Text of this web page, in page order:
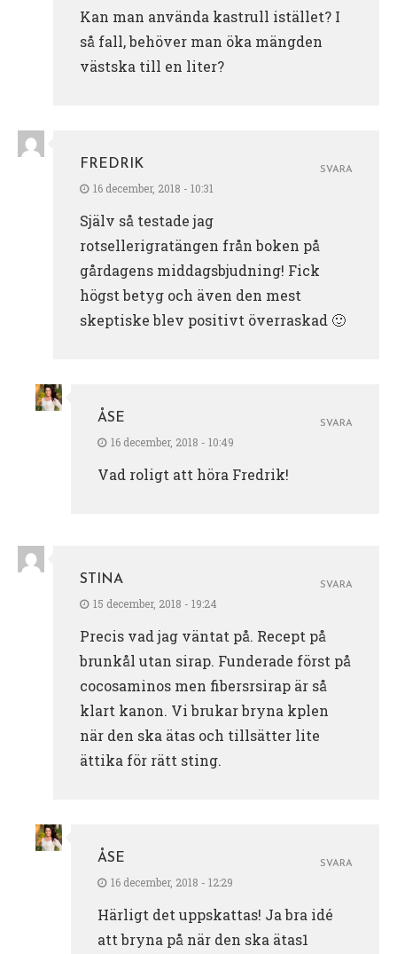
Kan man använda kastrull istället? I
så fall, behöver man öka mängden
västska till en liter?
FREDRIK
16 december, 2018 - 10:31
Själv så testade jag
rotsellerigratängen från boken på
gårdagens middagsbjudning! Fick
högst betyg och även den mest
skeptiske blev positivt överraskad 🙂
SVARA
ÅSE
16 december, 2018 - 10:49
Vad roligt att höra Fredrik!
SVARA
STINA
15 december, 2018 - 19:24
Precis vad jag väntat på. Recept på
brunkål utan sirap. Funderade först på
cocosaminos men fibersrsirap är så
klart kanon. Vi brukar bryna kplen
när den ska ätas och tillsätter lite
ättika för rätt sting.
SVARA
ÅSE
16 december, 2018 - 12:29
Härligt det uppskattas! Ja bra idé
att bryna på när den ska ätas1
SVARA